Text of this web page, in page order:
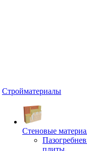
Стройматериалы
Стеновые
плиты,